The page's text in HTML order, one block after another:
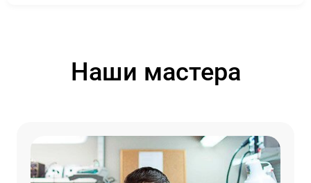
Наши мастера